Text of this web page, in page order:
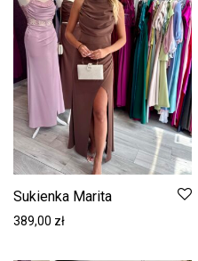
Sukienka Marita
389,00 zł